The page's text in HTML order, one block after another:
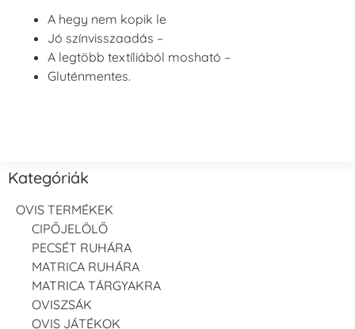
A hegy nem kopik le
Jó színvisszaadás –
A legtöbb textíliából mosható –
Gluténmentes.
Kategóriák
OVIS TERMÉKEK
CIPŐJELÖLŐ
PECSÉT RUHÁRA
MATRICA RUHÁRA
MATRICA TÁRGYAKRA
OVISZSÁK
OVIS JÁTÉKOK